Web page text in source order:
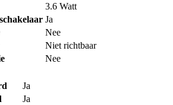
3.6 Watt
Ja
Nee
Niet richtbaar
Nee
Ja
Ja